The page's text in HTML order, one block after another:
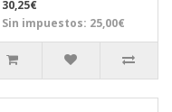
30,25€
Sin impuestos: 25,00€